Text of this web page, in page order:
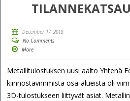
December 17, 2018
No Comments
More
Metallitulostuksen uusi aalto Yhtenä
kiinnostavimmista osa-alueista oli
3D-tulostukseen liittyvät asiat.